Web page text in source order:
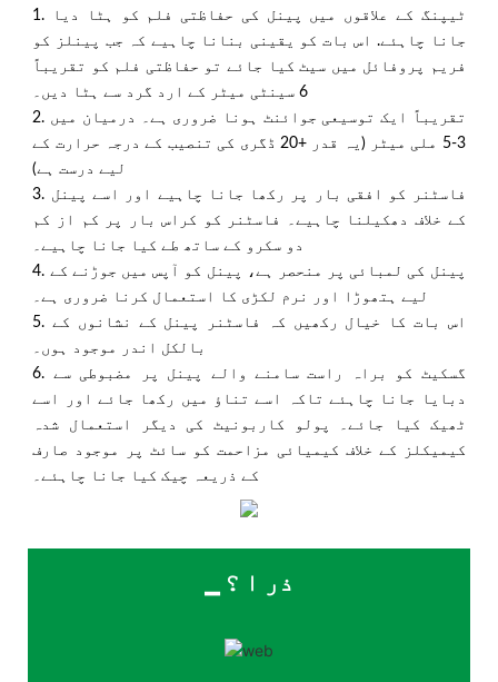
1. ٹیپنگ کے علاقوں میں پینل کی حفاظتی فلم کو ہٹا دیا
جانا چاہئے. اس بات کو یقینی بنانا چاہیے کہ جب پینلز کو
فریم پروفائل میں سیٹ کیا جائے تو حفاظتی فلم کو تقریباً
6 سینٹی میٹر کے ارد گرد سے ہٹا دیں۔
2. تقریباً ایک توسیعی جوائنٹ ہونا ضروری ہے۔ درمیان میں
3-5 ملی میٹر (یہ قدر +20 ڈگری کی تنصیب کے درجہ حرارت کے
لیے درست ہے)
3. فاسٹنر کو افقی بار پر رکھا جانا چاہیے اور اسے پینل
کے خلاف دھکیلنا چاہیے۔ فاسٹنر کو کراس بار پر کم از کم
دو سکرو کے ساتھ طے کیا جانا چاہیے۔
4. پینل کی لمبائی پر منحصر ہے، پینل کو آپس میں جوڑنے کے
لیے ہتھوڑا اور نرم لکڑی کا استعمال کرنا ضروری ہے۔
5. اس بات کا خیال رکھیں کہ فاسٹنر پینل کے نشانوں کے
بالکل اندر موجود ہوں۔
6. گسکیٹ کو براہ راست سامنے والے پینل پر مضبوطی سے
دبایا جانا چاہئے تاکہ اسے تناؤ میں رکھا جائے اور اسے
ٹھیک کیا جائے۔ پولو کاربونیٹ کی دیگر استعمال شدہ
کیمیکلز کے خلاف کیمیائی مزاحمت کو سائٹ پر موجود صارف
کے ذریعہ چیک کیا جانا چاہئے۔
▁ ذر ا ؟